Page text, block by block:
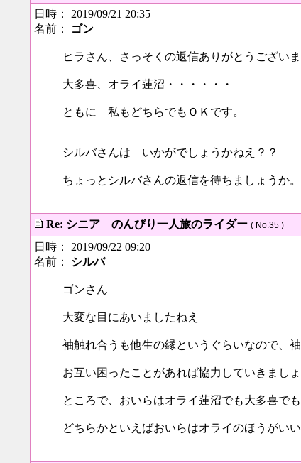
日時： 2019/09/21 20:35
名前：
ゴン
ヒラさん、さっそくの返信ありがとうございま
大多喜、オライ蓮沼・・・・・・
ともに 私もどちらでもＯＫです。
シルバさんは いかがでしょうかねえ？？
ちょっとシルバさんの返信を待ちましょうか。
Re: シニア のんびり一人旅のライダー ( No.35 )
日時： 2019/09/22 09:20
名前： シルバ
ゴンさん
大変な目にあいましたねえ
袖触れ合うも他生の縁というぐらいなので、
お互い困ったことがあれば協力していきましょ
ところで、おいらはオライ蓮沼でも大多喜で
どちらかといえばおいらはオライのほうがいい